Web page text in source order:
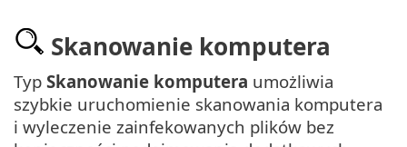
Skanowanie komputera
Typ Skanowanie komputera umożliwia
szybkie uruchomienie skanowania komputera
i wyleczenie zainfekowanych plików bez